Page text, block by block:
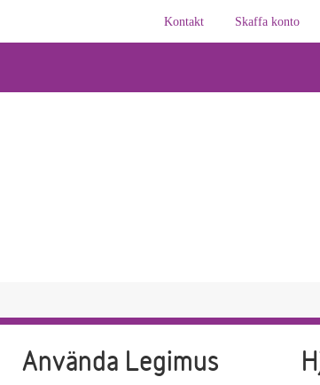
Kontakt
Skaffa konto
Använda Legimus